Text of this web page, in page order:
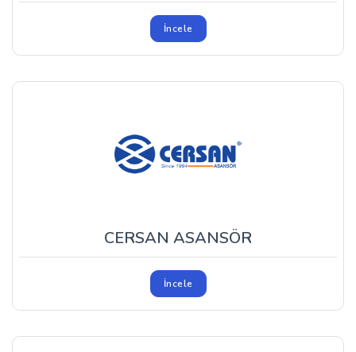
İncele
CERSAN ASANSÖR
İncele